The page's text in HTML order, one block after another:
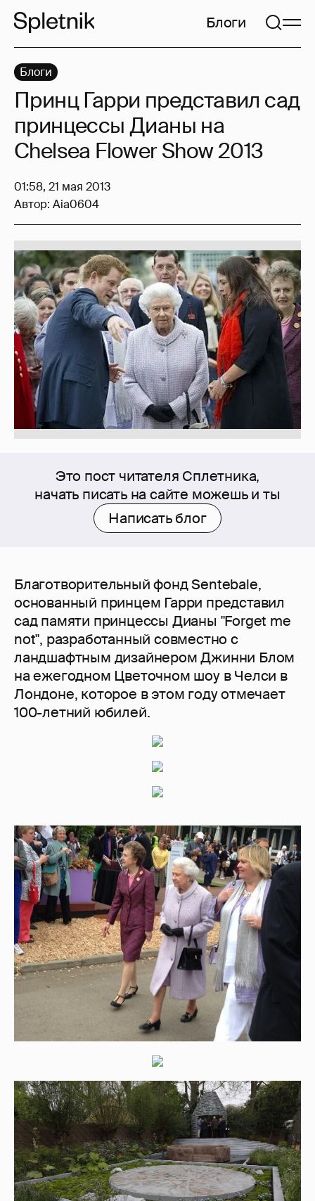
Блоги
Это пост читателя Сплетника,
начать писать на сайте можешь и ты
Написать блог
Благотворительный фонд Sentebale,
основанный принцем Гарри представил
сад памяти принцессы Дианы "Forget me
not", разработанный совместно с
ландшафтным дизайнером Джинни Блом
на ежегодном Цветочном шоу в Челси в
Лондоне, которое в этом году отмечает
100-летний юбилей.
Блоги
Принц Гарри представил сад
принцессы Дианы на
Chelsea Flower Show 2013
01:58, 21 мая 2013
Автор: Aia0604